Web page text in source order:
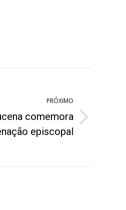
PRÓXIMO
comemora
episcopal